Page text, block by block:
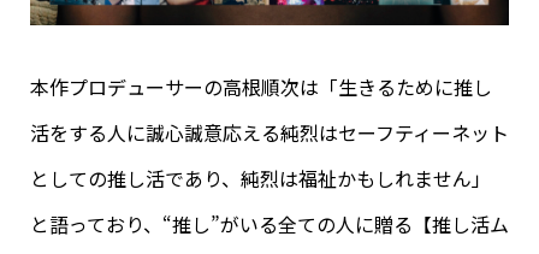
本作プロデューサーの高根順次は「生きるために推し
活をする人に誠心誠意応える純烈はセーフティーネット
としての推し活であり、純烈は福祉かもしれません」
と語っており、“推し”がいる全ての人に贈る【推し活ム